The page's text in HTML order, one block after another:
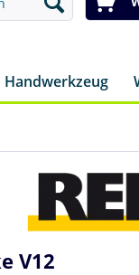
Handwerkzeug
V12